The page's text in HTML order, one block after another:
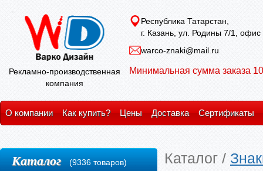
Рекламно-производственная
компания
Республика Татарстан,
г. Казань, ул. Родины 7/1, офис
warco-znaki@mail.ru
Минимальная сумма заказа
О компании Как купить? Цены Доставка Сертификаты
Каталог /
Каталог (9336 товаров)